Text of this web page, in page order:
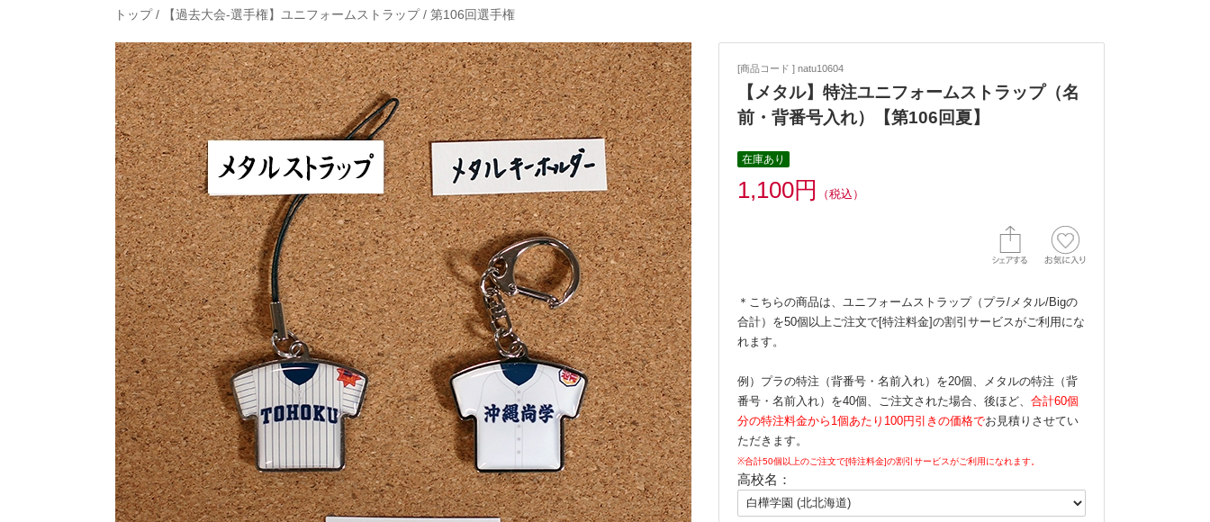
トップ/ 【過去大会-選手権】ユニフォームストラップ/ 第106回選手権
[商品コード ] natu10604
【メタル】特注ユニフォームストラップ（名
前・背番号入れ）【第106回夏】
在庫あり
1,100円 （税込）
＊こちらの商品は、ユニフォームストラップ（プラ/メタル/Bigの
合計）を50個以上ご注文で[特注料金]の割引サービスがご利用にな
れます。
例）プラの特注（背番号・名前入れ）を20個、メタルの特注（背
番号・名前入れ）を40個、ご注文された場合、後ほど、 合計60個
分の特注料金から1個あたり100円引きの価格でお見積りさせてい
ただきます。
※合計50個以上のご注文で[特注料金]の割引サービスがご利用になれます。
高校名：